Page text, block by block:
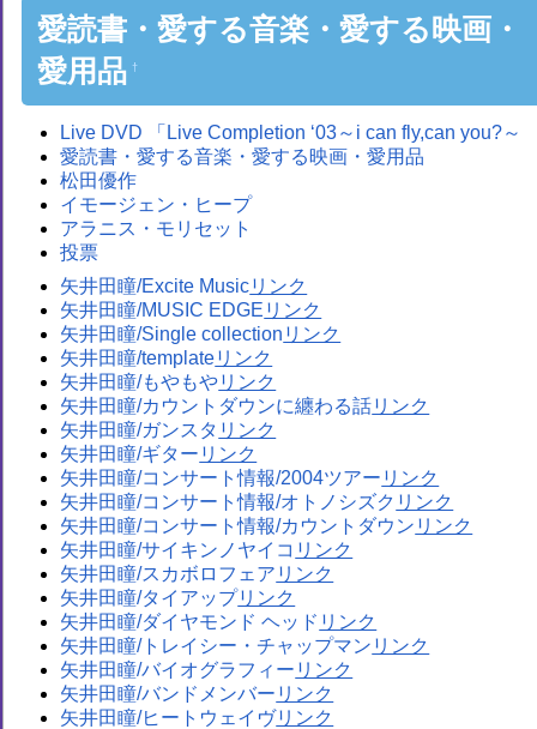
愛読書・愛する音楽・愛する映画・
愛用品 †
Live DVD 「Live Completion ‘03～i can fly,can you?～
愛読書・愛する音楽・愛する映画・愛用品
松田優作
イモージェン・ヒープ
アラニス・モリセット
投票
矢井田瞳/Excite Music
矢井田瞳/MUSIC EDGE
矢井田瞳/Single collection
矢井田瞳/template
矢井田瞳/もやもや
矢井田瞳/カウントダウンに纏わる話
矢井田瞳/ガンスタ
矢井田瞳/ギター
矢井田瞳/コンサート情報/2004ツアー
矢井田瞳/コンサート情報/オトノシズク
矢井田瞳/コンサート情報/カウントダウン
矢井田瞳/サイキンノヤイコ
矢井田瞳/スカボロフェア
矢井田瞳/タイアップ
矢井田瞳/ダイヤモンド ヘッド
矢井田瞳/トレイシー・チャップマン
矢井田瞳/バイオグラフィー
矢井田瞳/バンドメンバー
矢井田瞳/ヒートウェイヴ